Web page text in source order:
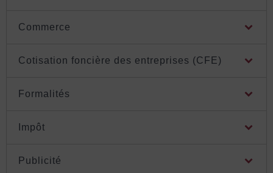
Commerce
Cotisation foncière des entreprises (CFE)
Formalités
Impôt
Publicité